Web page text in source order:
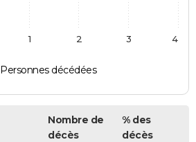
Personnes décédées
1 2 3 4
Nombre de
décès
% des
décès